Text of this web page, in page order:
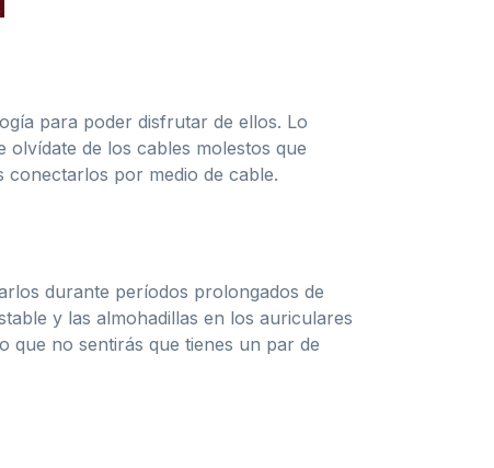
para poder disfrutar de ellos. Lo
de los cables molestos que
conectarlos por medio de cable.
durante períodos prolongados de
y las almohadillas en los auriculares
que no sentirás que tienes un par de